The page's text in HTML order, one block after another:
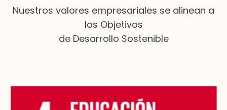
Nuestros valores empresariales se alinean a
los Objetivos
de Desarrollo Sostenible